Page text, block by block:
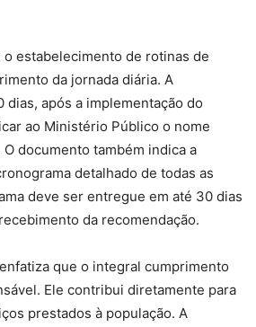
estabelecimento de rotinas de
da jornada diária. A
dias, após a implementação do
ao Ministério Público o nome
documento também indica a
detalhado de todas as
deve ser entregue em até 30 dias
da recomendação.
que o integral cumprimento
Ele contribui diretamente para
prestados à população. A